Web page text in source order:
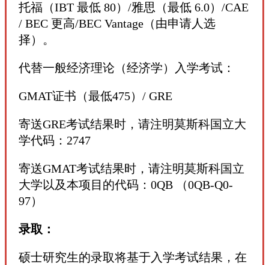
托福（IBT 最低 80）/雅思（最低 6.0）/CAE
/ BEC 更高/BEC Vantage（由申请人选
择）。
代替一般经济理论（经济学）入学考试：
GMAT证书（最低475）/ GRE
寄送GRE考试结果时，请注明莫斯科国立大
学代码：2747
寄送GMAT考试结果时，请注明莫斯科国立
大学以及本项目的代码：0QB （0QB-Q0-
97）
录取：
硕士研究生的录取将基于入学考试结果，在